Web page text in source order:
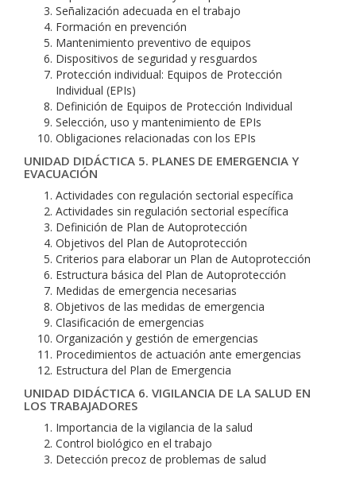
Señalización adecuada en el trabajo
Formación en prevención
Mantenimiento preventivo de equipos
Dispositivos de seguridad y resguardos
Protección individual: Equipos de Protección
Individual (EPIs)
Definición de Equipos de Protección Individual
Selección, uso y mantenimiento de EPIs
Obligaciones relacionadas con los EPIs
UNIDAD DIDÁCTICA 5. PLANES DE EMERGENCIA Y
EVACUACIÓN
Actividades con regulación sectorial específica
Actividades sin regulación sectorial específica
Definición de Plan de Autoprotección
Objetivos del Plan de Autoprotección
Criterios para elaborar un Plan de Autoprotección
Estructura básica del Plan de Autoprotección
Medidas de emergencia necesarias
Objetivos de las medidas de emergencia
Clasificación de emergencias
Organización y gestión de emergencias
Procedimientos de actuación ante emergencias
Estructura del Plan de Emergencia
UNIDAD DIDÁCTICA 6. VIGILANCIA DE LA SALUD EN
LOS TRABAJADORES
Importancia de la vigilancia de la salud
Control biológico en el trabajo
Detección precoz de problemas de salud